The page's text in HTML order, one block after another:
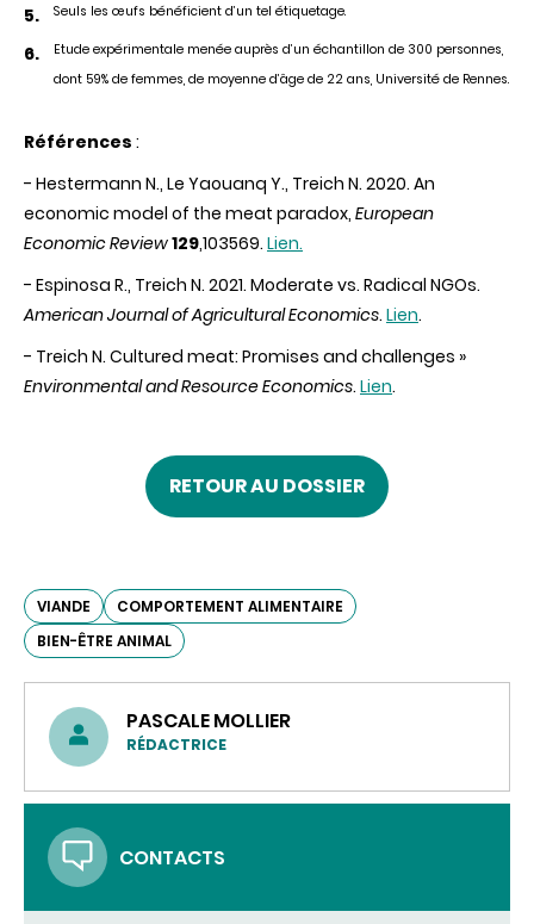
Seuls les œufs bénéficient d’un tel étiquetage.
Etude expérimentale menée auprès d’un échantillon de 300 personnes,
dont 59% de femmes, de moyenne d’âge de 22 ans, Université de Rennes.
Références :
- Hestermann N., Le Yaouanq Y., Treich N. 2020. An
economic model of the meat paradox, European
Economic Review129,103569. Lien.
- Espinosa R., Treich N. 2021. Moderate vs. Radical NGOs.
American Journal of Agricultural Economics. Lien.
- Treich N. Cultured meat: Promises and challenges »
Environmental and Resource Economics. Lien.
RETOUR AU DOSSIER
VIANDE
COMPORTEMENT ALIMENTAIRE
BIEN-ÊTRE ANIMAL
PASCALE MOLLIER
RÉDACTRICE
CONTACTS